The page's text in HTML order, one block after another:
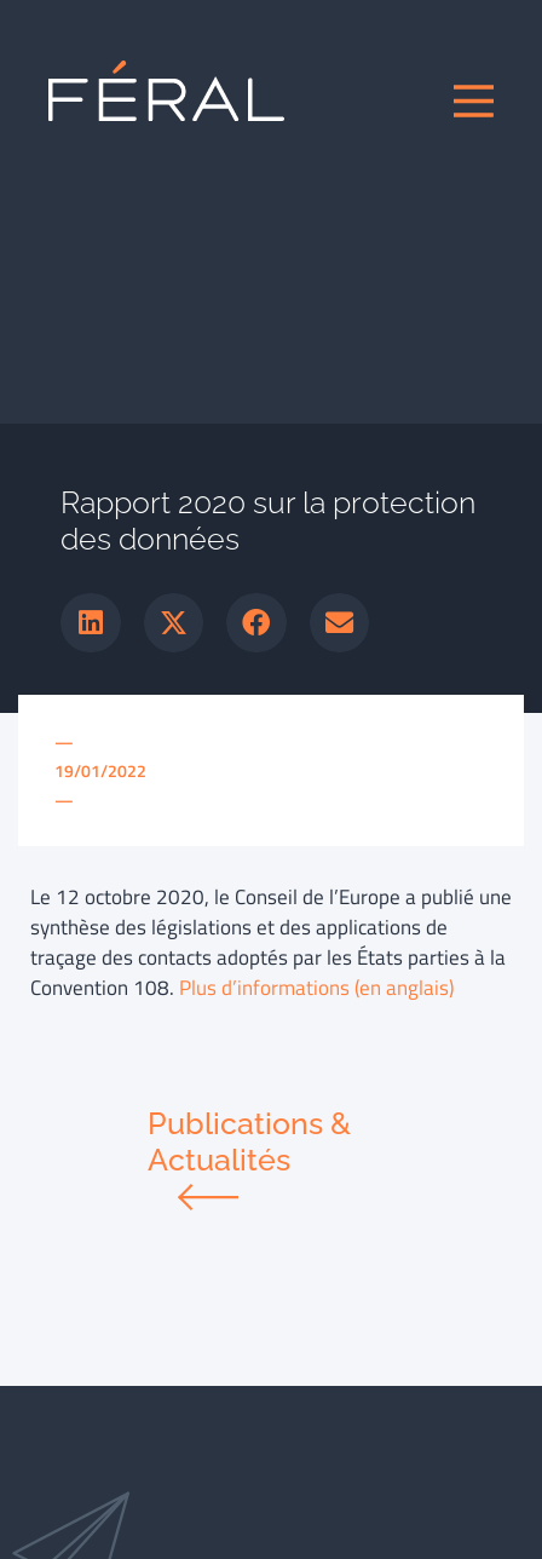
Rapport 2020 sur la protection
des données
—
19/01/2022
—
Le 12 octobre 2020, le Conseil de l’Europe a publié une
synthèse des législations et des applications de
traçage des contacts adoptés par les États parties à la
Convention 108. Plus d’informations (en anglais)
Publications &
Actualités